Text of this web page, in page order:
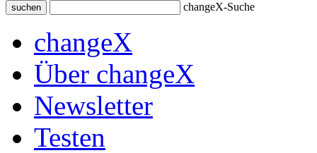
suchen changeX-Suche
changeX
Über changeX
Newsletter
Testen